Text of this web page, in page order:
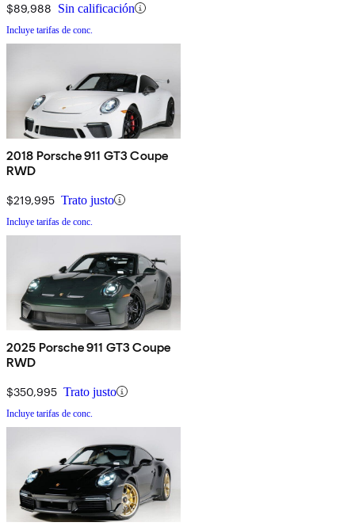
$89,988 Sin calificación
Incluye tarifas de conc.
2018 Porsche 911 GT3 Coupe
RWD
$219,995 Trato justo
Incluye tarifas de conc.
2025 Porsche 911 GT3 Coupe
RWD
$350,995 Trato justo
Incluye tarifas de conc.